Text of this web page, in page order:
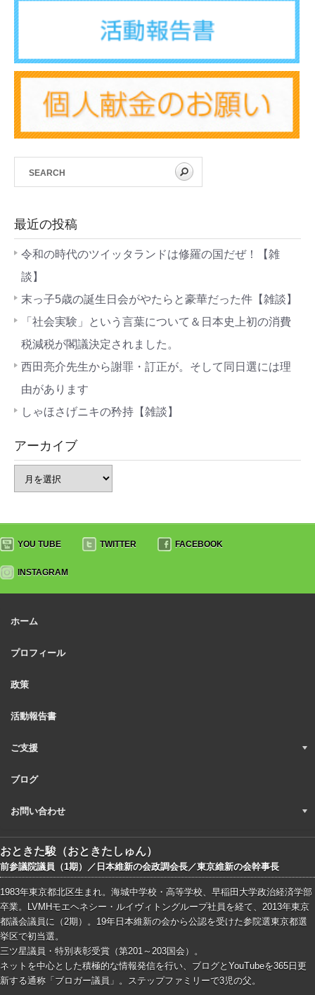
最近の投稿
令和の時代のツイッタランドは修羅の国だぜ！【雑
談】
末っ子5歳の誕生日会がやたらと豪華だった件【雑談】
「社会実験」という言葉について＆日本史上初の消費
税減税が閣議決定されました。
西田亮介先生から謝罪・訂正が。そして同日選には理
由があります
しゃほさげニキの矜持【雑談】
アーカイブ
YOU TUBE TWITTER FACEBOOK
INSTAGRAM
ホーム
プロフィール
政策
活動報告書
ご支援
ブログ
お問い合わせ
おときた駿（おときたしゅん）
前参議院議員（1期）／日本維新の会政調会長／東京維新の会幹事長
1983年東京都北区生まれ。海城中学校・高等学校、早稲田大学政治経済学部
卒業。LVMHモエヘネシー・ルイヴィトングループ社員を経て、2013年東京
都議会議員に（2期）。19年日本維新の会から公認を受けた参院選東京都選
挙区で初当選。
三ツ星議員・特別表彰受賞（第201～203国会）。
ネットを中心とした積極的な情報発信を行い、ブログとYouTubeを365日更
新する通称「ブロガー議員」。ステップファミリーで3児の父。